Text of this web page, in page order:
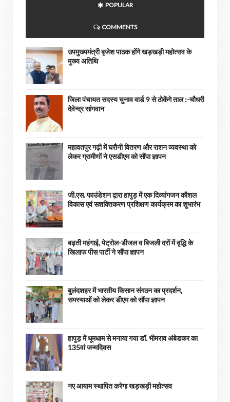
POPULAR
COMMENTS
उपमुख्यमंत्री बृजेश पाठक होंगे खड़खड़ी महोत्सव के
मुख्य अतिथि
जिला पंचायत सदस्य चुनाव वार्ड 9 से ठोकेंगे ताल :-चौधरी
देवेन्द्र सांगवान
महावतपुर गढ़ी में घरौनी वितरण और राशन व्यवस्था को
लेकर ग्रामीणों ने एसडीएम को सौंपा ज्ञापन
जी.एस. फाउंडेशन द्वारा हापुड़ में एक दिव्यांगजन कौशल
विकास एवं सशक्तिकरण प्रशिक्षण कार्यक्रम का शुभारंभ
बढ़ती महंगाई, पेट्रोल-डीजल व बिजली दरों में वृद्धि के
खिलाफ पीस पार्टी ने सौंपा ज्ञापन
बुलंदशहर में भारतीय किसान संगठन का प्रदर्शन,
समस्याओं को लेकर डीएम को सौंपा ज्ञापन
हापुड़ में धूमधाम से मनाया गया डॉ. भीमराव अंबेडकर का
135वां जन्मदिवस
नए आयाम स्थापित करेगा खड़खड़ी महोत्सव